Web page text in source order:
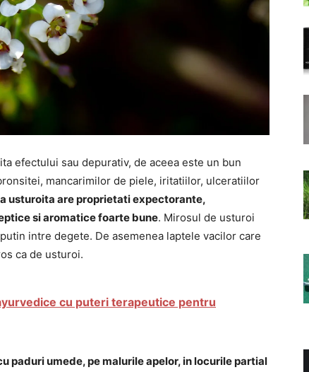
efectului sau depurativ, de aceea este un bun
mancarimilor de piele, iritatiilor, ulceratiilor
usturoita are proprietati expectorante,
si aromatice foarte bune. Mirosul de usturoi
intre degete. De asemenea laptele vacilor care
ca de usturoi.
cu puteri terapeutice pentru
paduri umede, pe malurile apelor, in locurile partial